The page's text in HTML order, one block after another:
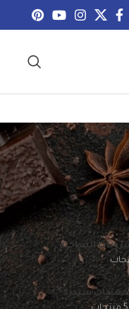
الساخنه
معلبات سيدرا